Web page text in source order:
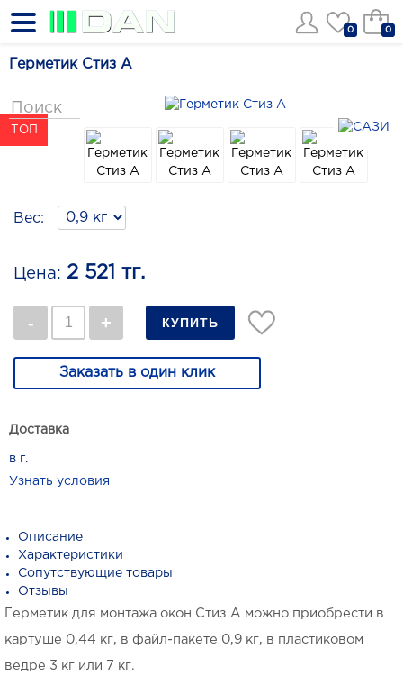
0 0
Герметик Стиз А
ТОП
Вес:
Цена: 2 521 тг.
Заказать в один клик
Доставка
в г.
Узнать условия
Описание
Характеристики
Сопутствующие товары
Отзывы
Герметик для монтажа окон Стиз А можно приобрести в
картуше 0,44 кг, в файл-пакете 0,9 кг, в пластиковом
ведре 3 кг или 7 кг.